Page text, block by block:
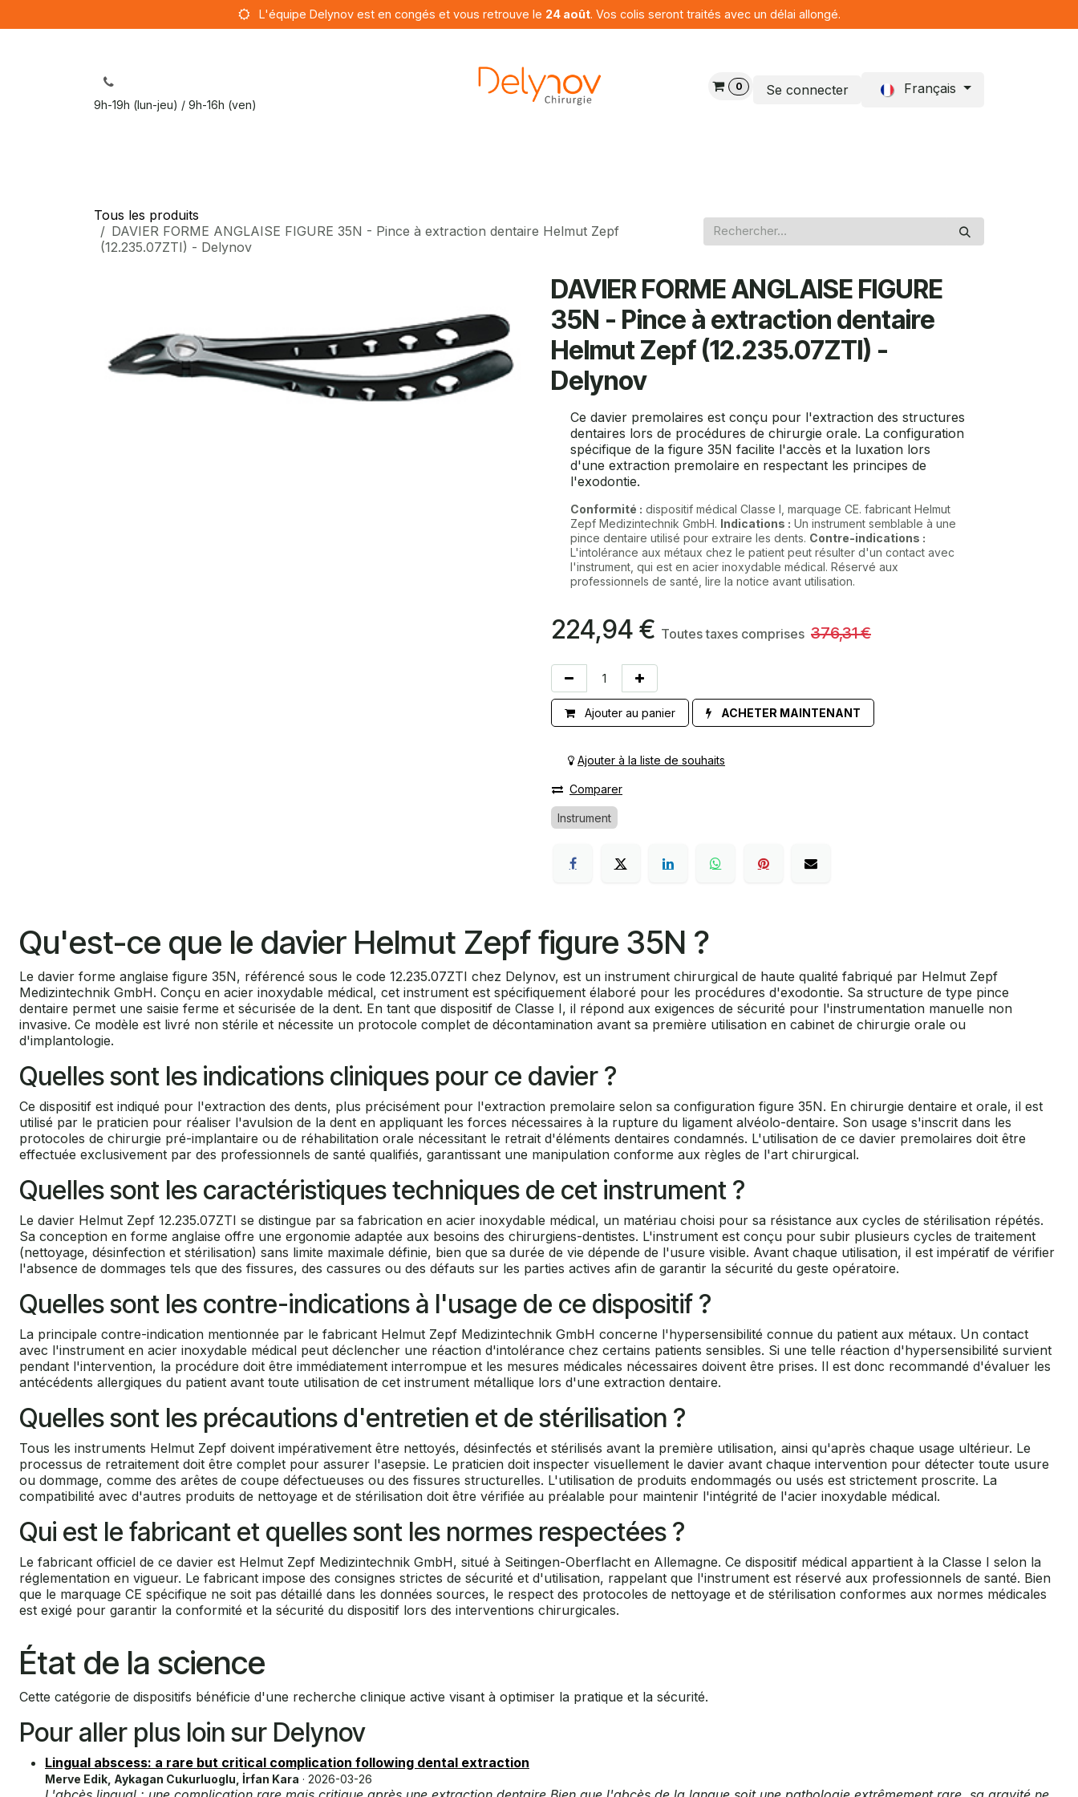
L'équipe Delynov est en congés et vous retrouve le 24 août. Vos colis seront traités avec un délai allongé.
9h-19h (lun-jeu) / 9h-16h (ven)
0 Se connecter Français
Tous les produits
DAVIER FORME ANGLAISE FIGURE 35N - Pince à extraction dentaire Helmut Zepf
(12.235.07ZTI) - Delynov
DAVIER FORME ANGLAISE FIGURE
35N - Pince à extraction dentaire
Helmut Zepf (12.235.07ZTI) -
Delynov
Ce davier premolaires est conçu pour l'extraction des structures
dentaires lors de procédures de chirurgie orale. La configuration
spécifique de la figure 35N facilite l'accès et la luxation lors
d'une extraction premolaire en respectant les principes de
l'exodontie.
Conformité : dispositif médical Classe I, marquage CE. fabricant Helmut
Zepf Medizintechnik GmbH. Indications : Un instrument semblable à une
pince dentaire utilisé pour extraire les dents. Contre-indications :
L'intolérance aux métaux chez le patient peut résulter d'un contact avec
l'instrument, qui est en acier inoxydable médical. Réservé aux
professionnels de santé, lire la notice avant utilisation.
224,94 € Toutes taxes comprises 376,31€
Ajouter au panier ACHETER MAINTENANT
Ajouter à la liste de souhaits
Comparer
Instrument
Qu'est-ce que le davier Helmut Zepf figure 35N ?
Le davier forme anglaise figure 35N, référencé sous le code 12.235.07ZTI chez Delynov, est un instrument chirurgical de haute qualité fabriqué par Helmut Zepf
Medizintechnik GmbH. Conçu en acier inoxydable médical, cet instrument est spécifiquement élaboré pour les procédures d'exodontie. Sa structure de type pince
dentaire permet une saisie ferme et sécurisée de la dent. En tant que dispositif de Classe I, il répond aux exigences de sécurité pour l'instrumentation manuelle non
invasive. Ce modèle est livré non stérile et nécessite un protocole complet de décontamination avant sa première utilisation en cabinet de chirurgie orale ou
d'implantologie.
Quelles sont les indications cliniques pour ce davier ?
Ce dispositif est indiqué pour l'extraction des dents, plus précisément pour l'extraction premolaire selon sa configuration figure 35N. En chirurgie dentaire et orale, il est
utilisé par le praticien pour réaliser l'avulsion de la dent en appliquant les forces nécessaires à la rupture du ligament alvéolo-dentaire. Son usage s'inscrit dans les
protocoles de chirurgie pré-implantaire ou de réhabilitation orale nécessitant le retrait d'éléments dentaires condamnés. L'utilisation de ce davier premolaires doit être
effectuée exclusivement par des professionnels de santé qualifiés, garantissant une manipulation conforme aux règles de l'art chirurgical.
Quelles sont les caractéristiques techniques de cet instrument ?
Le davier Helmut Zepf 12.235.07ZTI se distingue par sa fabrication en acier inoxydable médical, un matériau choisi pour sa résistance aux cycles de stérilisation répétés.
Sa conception en forme anglaise offre une ergonomie adaptée aux besoins des chirurgiens-dentistes. L'instrument est conçu pour subir plusieurs cycles de traitement
(nettoyage, désinfection et stérilisation) sans limite maximale définie, bien que sa durée de vie dépende de l'usure visible. Avant chaque utilisation, il est impératif de vérifier
l'absence de dommages tels que des fissures, des cassures ou des défauts sur les parties actives afin de garantir la sécurité du geste opératoire.
Quelles sont les contre-indications à l'usage de ce dispositif ?
La principale contre-indication mentionnée par le fabricant Helmut Zepf Medizintechnik GmbH concerne l'hypersensibilité connue du patient aux métaux. Un contact
avec l'instrument en acier inoxydable médical peut déclencher une réaction d'intolérance chez certains patients sensibles. Si une telle réaction d'hypersensibilité survient
pendant l'intervention, la procédure doit être immédiatement interrompue et les mesures médicales nécessaires doivent être prises. Il est donc recommandé d'évaluer les
antécédents allergiques du patient avant toute utilisation de cet instrument métallique lors d'une extraction dentaire.
Quelles sont les précautions d'entretien et de stérilisation ?
Tous les instruments Helmut Zepf doivent impérativement être nettoyés, désinfectés et stérilisés avant la première utilisation, ainsi qu'après chaque usage ultérieur. Le
processus de retraitement doit être complet pour assurer l'asepsie. Le praticien doit inspecter visuellement le davier avant chaque intervention pour détecter toute usure
ou dommage, comme des arêtes de coupe défectueuses ou des fissures structurelles. L'utilisation de produits endommagés ou usés est strictement proscrite. La
compatibilité avec d'autres produits de nettoyage et de stérilisation doit être vérifiée au préalable pour maintenir l'intégrité de l'acier inoxydable médical.
Qui est le fabricant et quelles sont les normes respectées ?
Le fabricant officiel de ce davier est Helmut Zepf Medizintechnik GmbH, situé à Seitingen-Oberflacht en Allemagne. Ce dispositif médical appartient à la Classe I selon la
réglementation en vigueur. Le fabricant impose des consignes strictes de sécurité et d'utilisation, rappelant que l'instrument est réservé aux professionnels de santé. Bien
que le marquage CE spécifique ne soit pas détaillé dans les données sources, le respect des protocoles de nettoyage et de stérilisation conformes aux normes médicales
est exigé pour garantir la conformité et la sécurité du dispositif lors des interventions chirurgicales.
État de la science
Cette catégorie de dispositifs bénéficie d'une recherche clinique active visant à optimiser la pratique et la sécurité.
Pour aller plus loin sur Delynov
Lingual abscess: a rare but critical complication following dental extraction
Merve Edik, Aykagan Cukurluoglu, İrfan Kara · 2026-03-26